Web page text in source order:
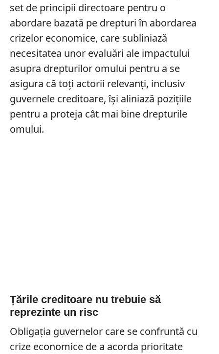
set de principii directoare pentru o
abordare bazată pe drepturi în abordarea
crizelor economice, care subliniază
necesitatea unor evaluări ale impactului
asupra drepturilor omului pentru a se
asigura că toți actorii relevanți, inclusiv
guvernele creditoare, își aliniază pozițiile
pentru a proteja cât mai bine drepturile
omului.
Țările creditoare nu trebuie să
reprezinte un risc
Obligația guvernelor care se confruntă cu
crize economice de a acorda prioritate